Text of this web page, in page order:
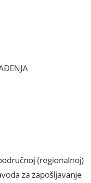
(regionalnoj)
za zapošljavanje